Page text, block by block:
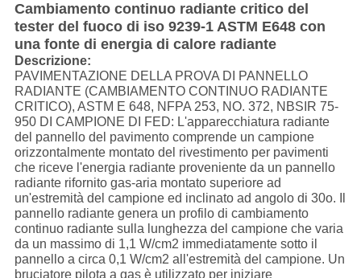
Cambiamento continuo radiante critico del
tester del fuoco di iso 9239-1 ASTM E648 con
una fonte di energia di calore radiante
Descrizione:
PAVIMENTAZIONE DELLA PROVA DI PANNELLO
RADIANTE (CAMBIAMENTO CONTINUO RADIANTE
CRITICO), ASTM E 648, NFPA 253, NO. 372, NBSIR 75-
950 DI CAMPIONE DI FED: L'apparecchiatura radiante
del pannello del pavimento comprende un campione
orizzontalmente montato del rivestimento per pavimenti
che riceve l'energia radiante proveniente da un pannello
radiante rifornito gas-aria montato superiore ad
un'estremità del campione ed inclinato ad angolo di 30o. Il
pannello radiante genera un profilo di cambiamento
continuo radiante sulla lunghezza del campione che varia
da un massimo di 1,1 W/cm2 immediatamente sotto il
pannello a circa 0,1 W/cm2 all'estremità del campione. Un
bruciatore pilota a gas è utilizzato per iniziare